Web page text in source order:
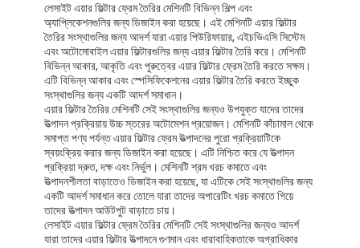
বাড়ি
পণ্য
ভিডিও
লেসাইট এয়ার ফিল্টার ফ্রেম তৈরির মেশিনটি বিভিন্ন শিল্প এবং
অ্যাপ্লিকেশনগুলির জন্য ডিজাইন করা হয়েছে। এই মেশিনটি এয়ার ফিল্টার
তৈরির সংস্থাগুলির জন্য আদর্শ যারা এয়ার পিউরিফায়ার, এইচভিএসি সিস্টেম
এবং অটোমোবাইল এয়ার ফিল্টারগুলির জন্য এয়ার ফিল্টার তৈরি করে। মেশিনটি
বিভিন্ন আকার, আকৃতি এবং পুরুত্বের এয়ার ফিল্টার ফ্রেম তৈরি করতে সক্ষম।
এটি বিভিন্ন আকার এবং স্পেসিফিকেশনের এয়ার ফিল্টার তৈরি করতে ইচ্ছুক
সংস্থাগুলির জন্য একটি আদর্শ সমাধান।
এয়ার ফিল্টার তৈরির মেশিনটি সেই সংস্থাগুলির জন্যও উপযুক্ত যাদের তাদের
উত্পাদন প্রক্রিয়ায় উচ্চ স্তরের অটোমেশন প্রয়োজন। মেশিনটি কাঁচামাল থেকে
সমাপ্ত পণ্য পর্যন্ত এয়ার ফিল্টার ফ্রেম উত্পাদনের পুরো প্রক্রিয়াটিকে
স্বয়ংক্রিয় করার জন্য ডিজাইন করা হয়েছে। এটি নিশ্চিত করে যে উত্পাদন
প্রক্রিয়া দ্রুত, দক্ষ এবং নির্ভুল। মেশিনটি শ্রম খরচ কমাতে এবং
উত্পাদনশীলতা বাড়াতেও ডিজাইন করা হয়েছে, যা এটিকে সেই সংস্থাগুলির জন্য
একটি আদর্শ সমাধান করে তোলে যারা তাদের অপারেটিং খরচ কমাতে গিয়ে
তাদের উত্পাদন আউটপুট বাড়াতে চায়।
লেসাইট এয়ার ফিল্টার ফ্রেম তৈরির মেশিনটি সেই সংস্থাগুলির জন্যও আদর্শ
যারা তাদের এয়ার ফিল্টার উত্পাদনে গুণমান এবং ধারাবাহিকতাকে অগ্রাধিকার